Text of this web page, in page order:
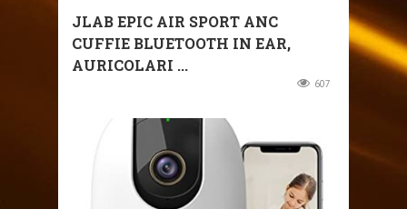
JLAB EPIC AIR SPORT ANC
CUFFIE BLUETOOTH IN EAR,
AURICOLARI ...
607